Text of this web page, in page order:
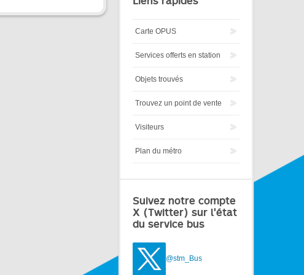
Carte OPUS
Services offerts en station
Objets trouvés
Trouvez un point de vente
Visiteurs
Plan du métro
Suivez notre compte
X (Twitter) sur l'état
du service bus
@stm_Bus